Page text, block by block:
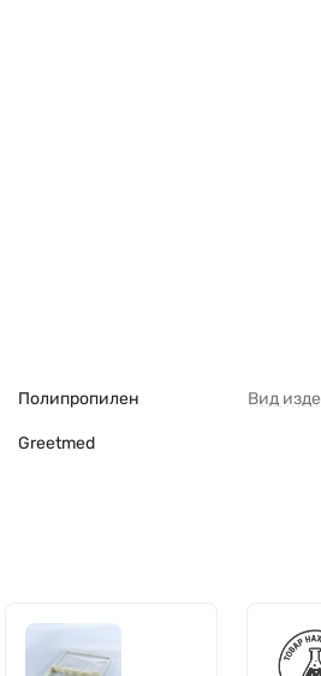
Полипропилен
Greetmed
Вид